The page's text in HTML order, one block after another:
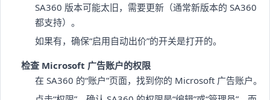
SA360 版本可能太旧，需要更新（通常新版本的 SA360
都支持）。
如果有，确保“启用自动出价”的开关是打开的。
检查 Microsoft 广告账户的权限
在 SA360 的“账户”页面，找到你的 Microsoft 广告账户。